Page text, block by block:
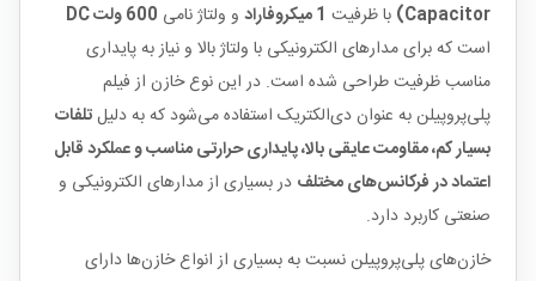
Capacitor) با ظرفیت 1 میکروفاراد و ولتاژ نامی 600 ولت DC
است که برای مدارهای الکترونیکی با ولتاژ بالا و نیاز به پایداری
مناسب ظرفیت طراحی شده است. در این نوع خازن از فیلم
پلی‌پروپیلن به عنوان دی‌الکتریک استفاده می‌شود که به دلیلتلفات
بسیار کم، مقاومت عایقی بالا، پایداری حرارتی مناسب و عملکرد قابل
اعتماد در فرکانس‌های مختلف در بسیاری از مدارهای الکترونیکی و
صنعتی کاربرد دارد.
خازن‌های پلی‌پروپیلن نسبت به بسیاری از انواع خازن‌ها دارای